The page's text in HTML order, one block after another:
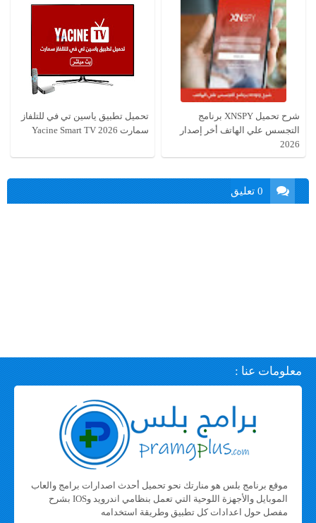
شرح تحميل XNSPY برنامج
التجسس علي الهاتف أخر إصدار
2026
تحميل تطبيق ياسين تي في للتلفاز
سمارت Yacine Smart TV 2026
0 تعليق
معلومات عنا :
موقع برنامج بلس هو منارتك نحو تحميل أحدث اصدارات برامج والعاب
الموبايل والأجهزة اللوحية التي تعمل بنظامي اندرويد وIOS بشرح
مفصل حول اعدادات كل تطبيق وطريقة استخدامه